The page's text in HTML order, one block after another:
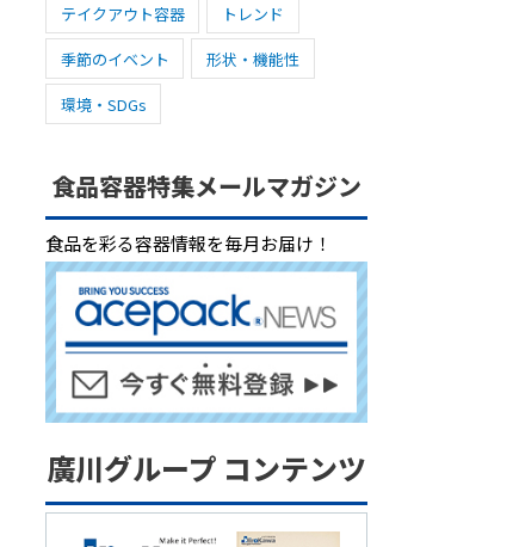
テイクアウト容器
トレンド
季節のイベント
形状・機能性
環境・SDGs
食品容器特集メールマガジン
食品を彩る容器情報を毎月お届け！
廣川グループ コンテンツ